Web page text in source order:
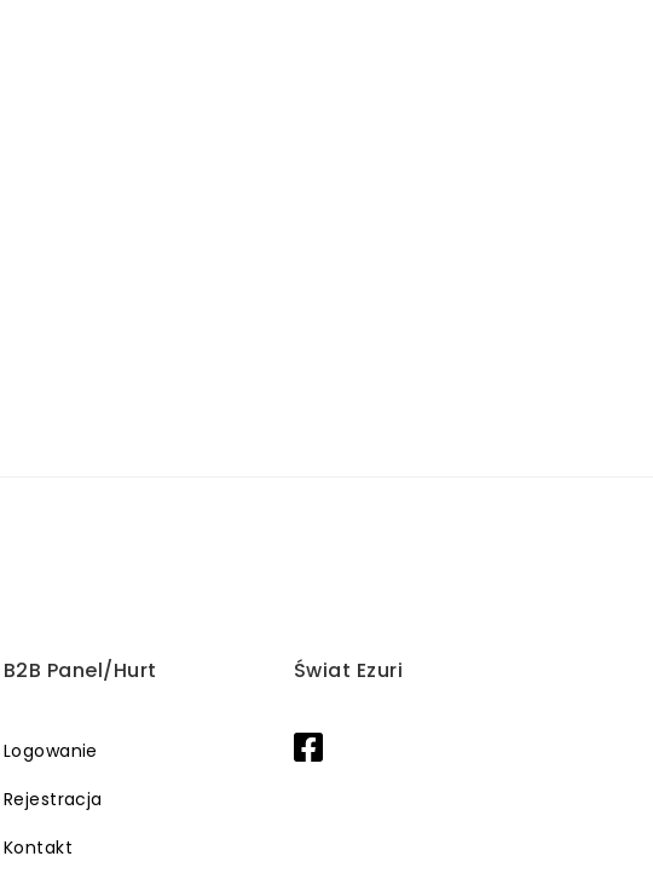
B2B Panel/Hurt
Logowanie
Rejestracja
Kontakt
Świat Ezuri